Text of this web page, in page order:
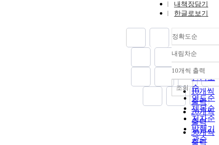
내책장담기
한글로보기
정확도순
정확도
순
인기도
순
연도순
제목순
저자순
발행기
관순
내림차순
내림차
10개씩 출력
10개씩
출력
20개씩
출력
30개씩
출력
조회